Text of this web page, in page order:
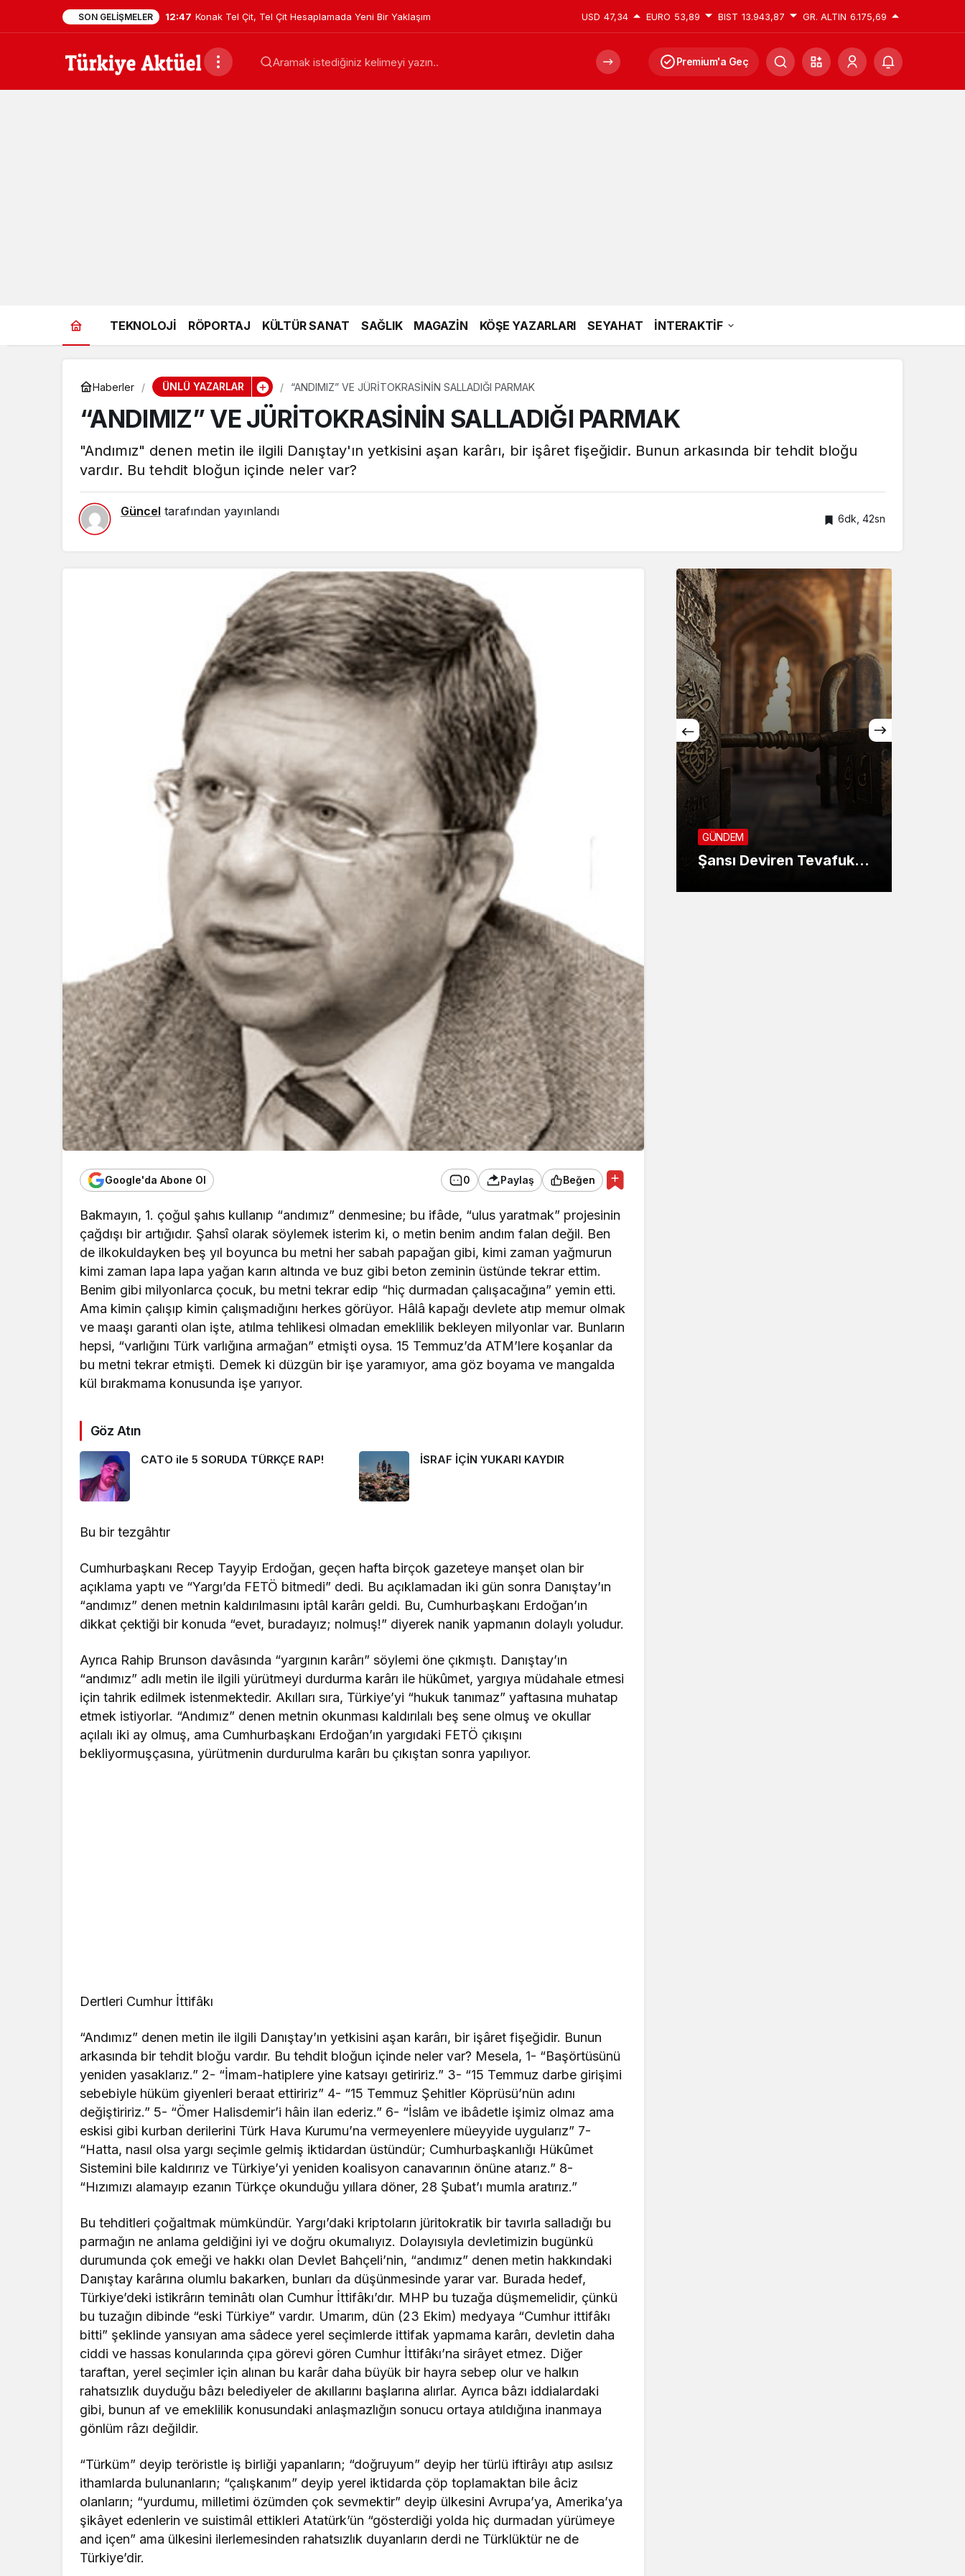
SON GELIŞMELER 12:47 Konak Tel Çit, Tel Çit Hesaplamada Yeni Bir Yaklaşım USD 47,34 EURO 53,89 BIST 13.943,87 GR. ALTIN 6.175,69
Premium'a Geç
TEKNOLOJİ RÖPORTAJ KÜLTÜR SANAT SAĞLIK MAGAZİN KÖŞE YAZARLARI SEYAHAT İNTERAKTİF
Haberler ÜNLÜ YAZARLAR “ANDIMIZ” VE JÜRİTOKRASİNİN SALLADIĞI PARMAK
“ANDIMIZ” VE JÜRİTOKRASİNİN SALLADIĞI PARMAK
"Andımız" denen metin ile ilgili Danıştay'ın yetkisini aşan karârı, bir işâret fişeğidir. Bunun arkasında bir tehdit bloğu
vardır. Bu tehdit bloğun içinde neler var?
Güncel tarafından yayınlandı
6dk, 42sn
Google'da Abone Ol 0 Paylaş Beğen
Bakmayın, 1. çoğul şahıs kullanıp “andımız” denmesine; bu ifâde, “ulus yaratmak” projesinin
çağdışı bir artığıdır. Şahsî olarak söylemek isterim ki, o metin benim andım falan değil. Ben
de ilkokuldayken beş yıl boyunca bu metni her sabah papağan gibi, kimi zaman yağmurun
kimi zaman lapa lapa yağan karın altında ve buz gibi beton zeminin üstünde tekrar ettim.
Benim gibi milyonlarca çocuk, bu metni tekrar edip “hiç durmadan çalışacağına” yemin etti.
Ama kimin çalışıp kimin çalışmadığını herkes görüyor. Hâlâ kapağı devlete atıp memur olmak
ve maaşı garanti olan işte, atılma tehlikesi olmadan emeklilik bekleyen milyonlar var. Bunların
hepsi, “varlığını Türk varlığına armağan” etmişti oysa. 15 Temmuz’da ATM’lere koşanlar da
bu metni tekrar etmişti. Demek ki düzgün bir işe yaramıyor, ama göz boyama ve mangalda
kül bırakmama konusunda işe yarıyor.
Göz Atın
CATO ile 5 SORUDA TÜRKÇE RAP! İSRAF İÇİN YUKARI KAYDIR
Bu bir tezgâhtır
Cumhurbaşkanı Recep Tayyip Erdoğan, geçen hafta birçok gazeteye manşet olan bir
açıklama yaptı ve “Yargı’da FETÖ bitmedi” dedi. Bu açıklamadan iki gün sonra Danıştay’ın
“andımız” denen metnin kaldırılmasını iptâl karârı geldi. Bu, Cumhurbaşkanı Erdoğan’ın
dikkat çektiği bir konuda “evet, buradayız; nolmuş!” diyerek nanik yapmanın dolaylı yoludur.
Ayrıca Rahip Brunson davâsında “yargının karârı” söylemi öne çıkmıştı. Danıştay’ın
“andımız” adlı metin ile ilgili yürütmeyi durdurma karârı ile hükûmet, yargıya müdahale etmesi
için tahrik edilmek istenmektedir. Akılları sıra, Türkiye’yi “hukuk tanımaz” yaftasına muhatap
etmek istiyorlar. “Andımız” denen metnin okunması kaldırılalı beş sene olmuş ve okullar
açılalı iki ay olmuş, ama Cumhurbaşkanı Erdoğan’ın yargıdaki FETÖ çıkışını
bekliyormuşçasına, yürütmenin durdurulma karârı bu çıkıştan sonra yapılıyor.
Dertleri Cumhur İttifâkı
“Andımız” denen metin ile ilgili Danıştay’ın yetkisini aşan karârı, bir işâret fişeğidir. Bunun
arkasında bir tehdit bloğu vardır. Bu tehdit bloğun içinde neler var? Mesela, 1- “Başörtüsünü
yeniden yasaklarız.” 2- “İmam-hatiplere yine katsayı getiririz.” 3- “15 Temmuz darbe girişimi
sebebiyle hüküm giyenleri beraat ettiririz” 4- “15 Temmuz Şehitler Köprüsü’nün adını
değiştiririz.” 5- “Ömer Halisdemir’i hâin ilan ederiz.” 6- “İslâm ve ibâdetle işimiz olmaz ama
eskisi gibi kurban derilerini Türk Hava Kurumu’na vermeyenlere müeyyide uygularız” 7-
“Hatta, nasıl olsa yargı seçimle gelmiş iktidardan üstündür; Cumhurbaşkanlığı Hükûmet
Sistemini bile kaldırırız ve Türkiye’yi yeniden koalisyon canavarının önüne atarız.” 8-
“Hızımızı alamayıp ezanın Türkçe okunduğu yıllara döner, 28 Şubat’ı mumla aratırız.”
Bu tehditleri çoğaltmak mümkündür. Yargı’daki kriptoların jüritokratik bir tavırla salladığı bu
parmağın ne anlama geldiğini iyi ve doğru okumalıyız. Dolayısıyla devletimizin bugünkü
durumunda çok emeği ve hakkı olan Devlet Bahçeli’nin, “andımız” denen metin hakkındaki
Danıştay karârına olumlu bakarken, bunları da düşünmesinde yarar var. Burada hedef,
Türkiye’deki istikrârın teminâtı olan Cumhur İttifâkı’dır. MHP bu tuzağa düşmemelidir, çünkü
bu tuzağın dibinde “eski Türkiye” vardır. Umarım, dün (23 Ekim) medyaya “Cumhur ittifâkı
bitti” şeklinde yansıyan ama sâdece yerel seçimlerde ittifak yapmama karârı, devletin daha
ciddi ve hassas konularında çıpa görevi gören Cumhur İttifâkı’na sirâyet etmez. Diğer
taraftan, yerel seçimler için alınan bu karâr daha büyük bir hayra sebep olur ve halkın
rahatsızlık duyduğu bâzı belediyeler de akıllarını başlarına alırlar. Ayrıca bâzı iddialardaki
gibi, bunun af ve emeklilik konusundaki anlaşmazlığın sonucu ortaya atıldığına inanmaya
gönlüm râzı değildir.
“Türküm” deyip teröristle iş birliği yapanların; “doğruyum” deyip her türlü iftirâyı atıp asılsız
ithamlarda bulunanların; “çalışkanım” deyip yerel iktidarda çöp toplamaktan bile âciz
olanların; “yurdumu, milletimi özümden çok sevmektir” deyip ülkesini Avrupa’ya, Amerika’ya
şikâyet edenlerin ve suistimâl ettikleri Atatürk’ün “gösterdiği yolda hiç durmadan yürümeye
and içen” ama ülkesini ilerlemesinden rahatsızlık duyanların derdi ne Türklüktür ne de
Türkiye’dir.
EKONOMİ
Konak Tel Çit, Tel Çit
Hesaplamada Yeni Bir
Yaklaşım
GÜNDEM
Şansı Deviren Tevafuk…